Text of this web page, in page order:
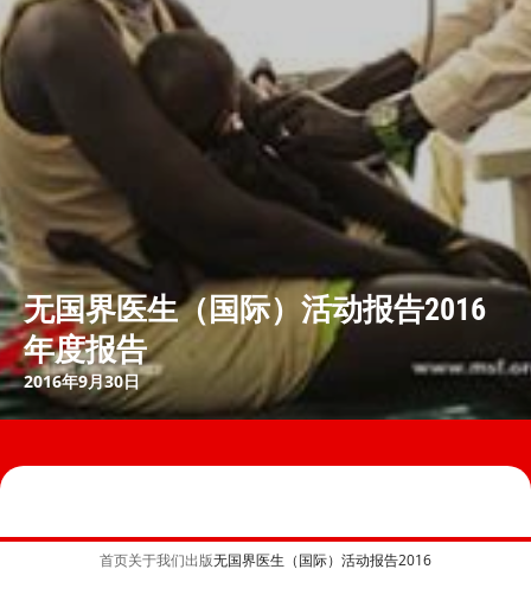
无国界医生（国际）活动报告2016
年度报告
2016年9月30日
首页关于我们出版无国界医生（国际）活动报告2016